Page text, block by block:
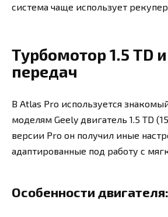
система чаще использует
Турбомотор 1.5 TD
передач
В Atlas Pro используется
моделям Geely двигатель 1.5 TD
версии Pro он получил иные
адаптированные под работу с
Особенности двигателя: